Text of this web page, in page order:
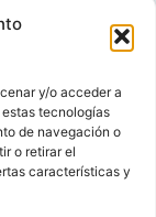
y/o acceder a
tecnologías
de navegación o
o retirar el
características y